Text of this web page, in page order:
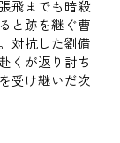
飛までも暗殺
と跡を継ぐ曹
対抗した劉備
くが返り討ち
受け継いだ次